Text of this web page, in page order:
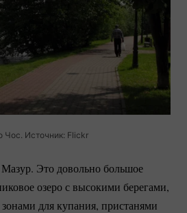
Чос. Источник: Flickr
Это довольно большое
озеро с высокими берегами,
для купания, пристанями